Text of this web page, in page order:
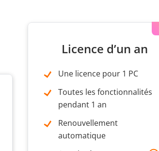
Licence d’un an
Une licence pour 1 PC
Toutes les fonctionnalités
pendant 1 an
Renouvellement
automatique